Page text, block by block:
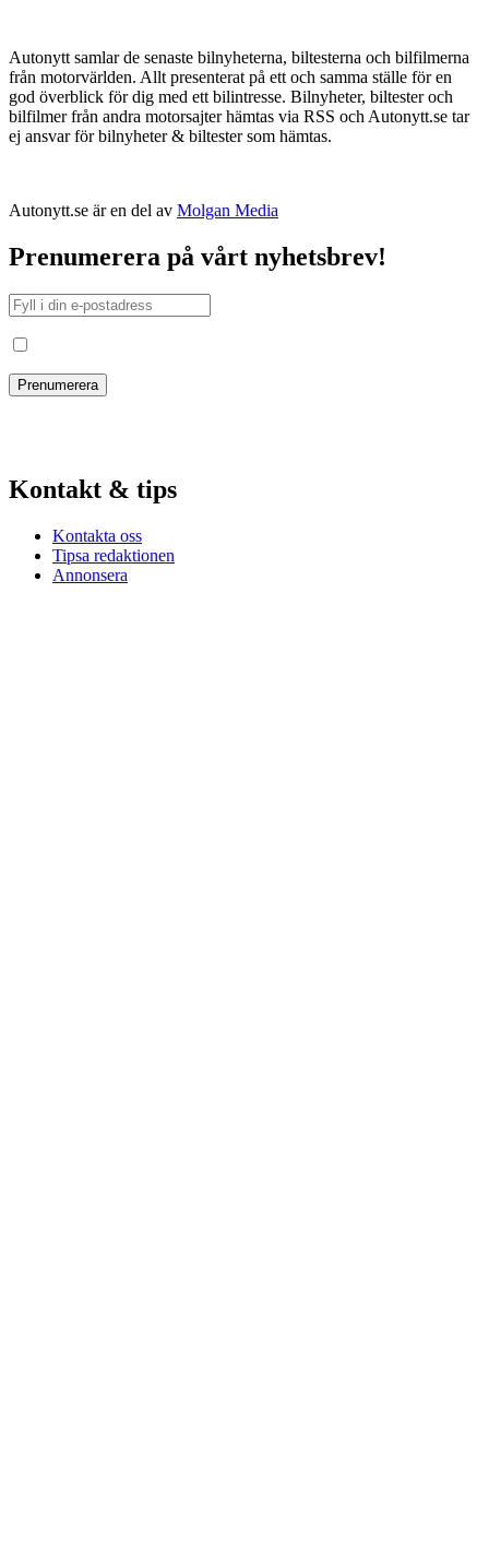
Autonytt samlar de senaste bilnyheterna, biltesterna och bilfilmerna
från motorvärlden. Allt presenterat på ett och samma ställe för en
god överblick för dig med ett bilintresse. Bilnyheter, biltester och
bilfilmer från andra motorsajter hämtas via RSS och Autonytt.se tar
ej ansvar för bilnyheter & biltester som hämtas.
Autonytt.se är en del av Molgan Media
Prenumerera på vårt nyhetsbrev!
Kontakt & tips
Kontakta oss
Tipsa redaktionen
Annonsera